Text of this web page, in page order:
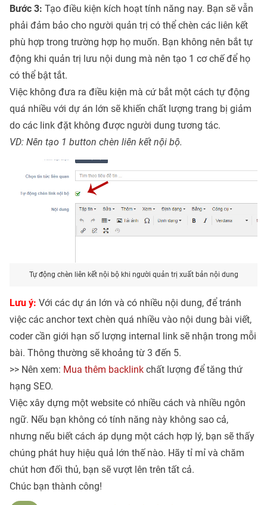
Bước 3: Tạo điều kiện kích hoạt tính năng nay. Bạn sẽ vẫn
phải đảm bảo cho người quản trị có thể chèn các liên kết
phù hợp trong trường hợp họ muốn. Bạn không nên bắt tự
động khi quản trị lưu nội dung mà nên tạo 1 cơ chế để họ
có thể bật tắt.
Việc không đưa ra điều kiện mà cứ bắt một cách tự động
quá nhiều với dự án lớn sẽ khiến chất lượng trang bị giảm
do các link đặt không được người dung tương tác.
VD: Nên tạo 1 button chèn liên kết nội bộ.
Tự động chèn liên kết nội bộ khi người quản trị xuất bản nội dung
Lưu ý: Với các dự án lớn và có nhiều nội dung, để tránh
việc các anchor text chèn quá nhiều vào nội dung bài viết,
coder cần giới hạn số lượng internal link sẽ nhận trong mỗi
bài. Thông thường sẽ khoảng từ 3 đến 5.
>> Nên xem: Mua thêm backlink chất lượng để tăng thứ
hạng SEO.
Việc xây dựng một website có nhiều cách và nhiều ngôn
ngữ. Nếu bạn không có tính năng này không sao cả,
nhưng nếu biết cách áp dụng một cách hợp lý, bạn sẽ thấy
chúng phát huy hiệu quả lớn thế nào. Hãy tỉ mỉ và chăm
chút hơn đối thủ, bạn sẽ vượt lên trên tất cả.
Chúc bạn thành công!